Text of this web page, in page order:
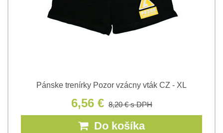
Pánske trenírky Pozor vzácny vták CZ - XL
6,56 € 8,20 €s DPH
Do košíka